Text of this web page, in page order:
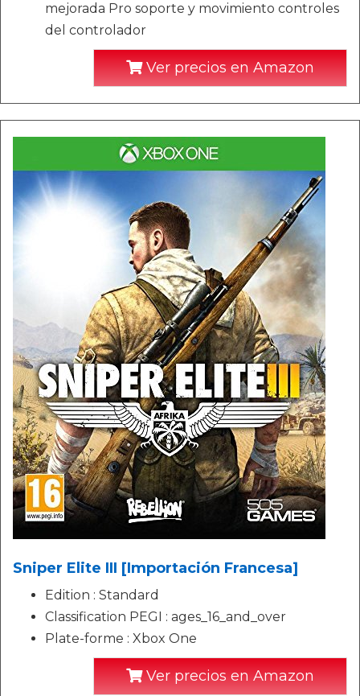
mejorada Pro soporte y movimiento controles
del controlador
Ver precios en Amazon
Sniper Elite III [Importación Francesa]
Edition : Standard
Classification PEGI : ages_16_and_over
Plate-forme : Xbox One
Ver precios en Amazon